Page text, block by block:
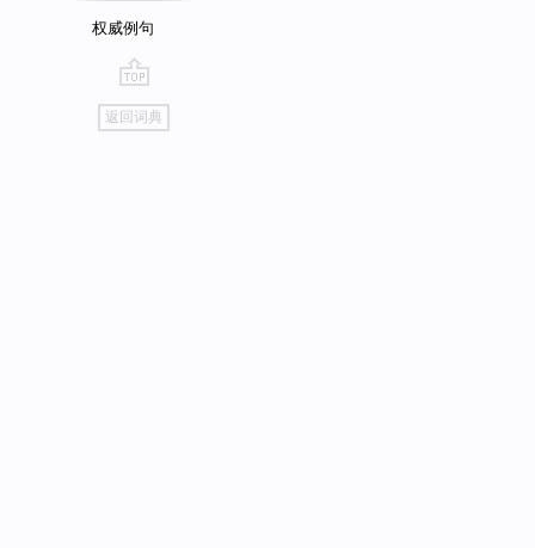
权威例句
go
top
返回词典